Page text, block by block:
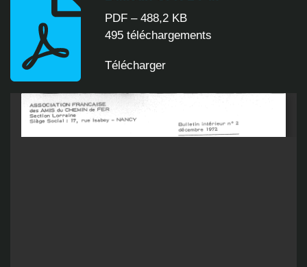
PDF – 488,2 KB
495 téléchargements
Télécharger